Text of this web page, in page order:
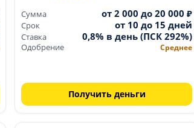
Сумма от 2 000 до 20 000 ₽
Срок от 10 до 15 дней
Ставка 0,8% в день (ПСК 292%)
Одобрение Среднее
Получить деньги